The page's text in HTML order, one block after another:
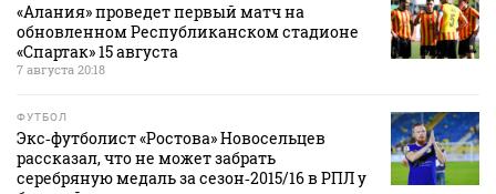
«Алания» проведет первый матч на
обновленном Республиканском стадионе
«Спартак» 15 августа
7 августа 20:18
ФУТБОЛ
Экс‑футболист «Ростова» Новосельцев
рассказал, что не может забрать
серебряную медаль за сезон‑2015/16 в РПЛ у